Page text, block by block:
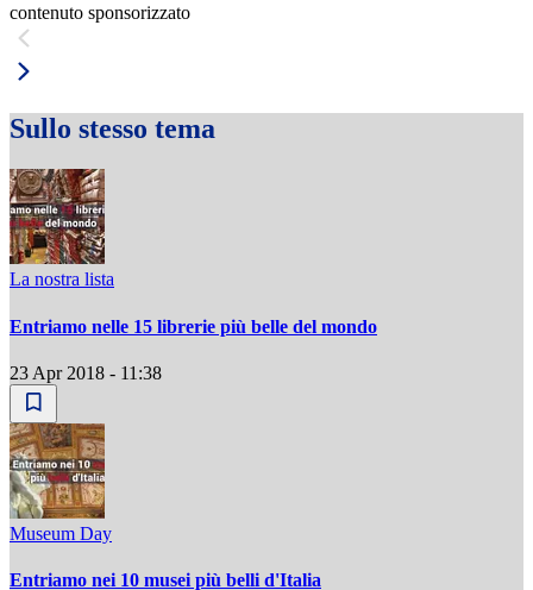
contenuto sponsorizzato
Sullo stesso tema
La nostra lista
Entriamo nelle 15 librerie più belle del mondo
23 Apr 2018 - 11:38
Museum Day
Entriamo nei 10 musei più belli d'Italia